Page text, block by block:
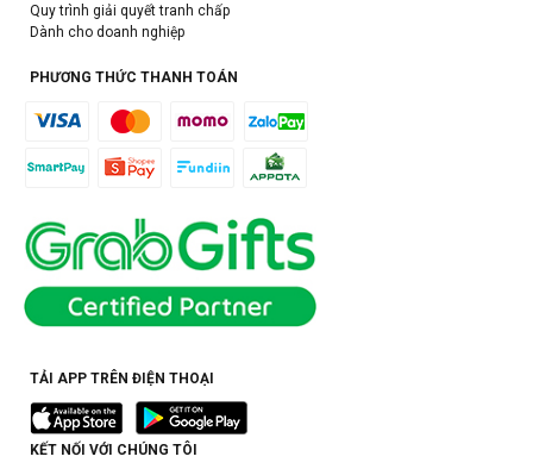
Quy trình giải quyết tranh chấp
Dành cho doanh nghiệp
PHƯƠNG THỨC THANH TOÁN
TẢI APP TRÊN ĐIỆN THOẠI
KẾT NỐI VỚI CHÚNG TÔI